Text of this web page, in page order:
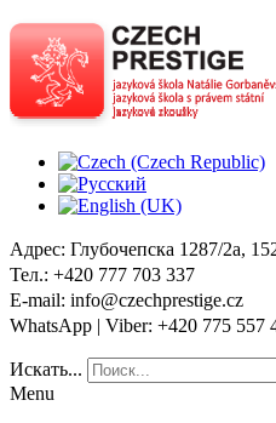
Адрес: Глубочепска 1287/2a,
Тел.: +420 777 703 337
E-mail: info@czechprestige.cz
WhatsApp | Viber: +420 775 557
Искать...
Menu